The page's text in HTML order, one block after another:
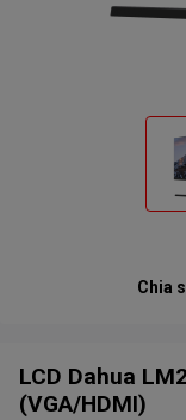
Chia
LCD Dahua
(VGA/HDMI)